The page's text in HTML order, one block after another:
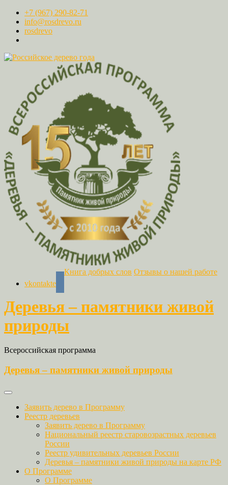
+7 (967) 290-82-71
info@rosdrevo.ru
rosdrevo
vkontakte
Книга добрых слов Отзывы о нашей работе
Деревья – памятники живой
природы
Всероссийская программа
Деревья – памятники живой природы
Заявить дерево в Программу
Реестр деревьев
Заявить дерево в Программу
Национальный реестр старовозрастных деревьев
России
Реестр удивительных деревьев России
Деревья – памятники живой природы на карте РФ
О Программе
О Программе